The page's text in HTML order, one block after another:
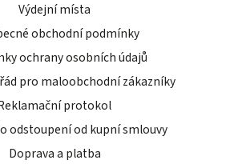
Výdejní místa
obchodní podmínky
ochrany osobních údajů
pro maloobchodní zákazníky
protokol
odstoupení od kupní smlouvy
Doprava a platba